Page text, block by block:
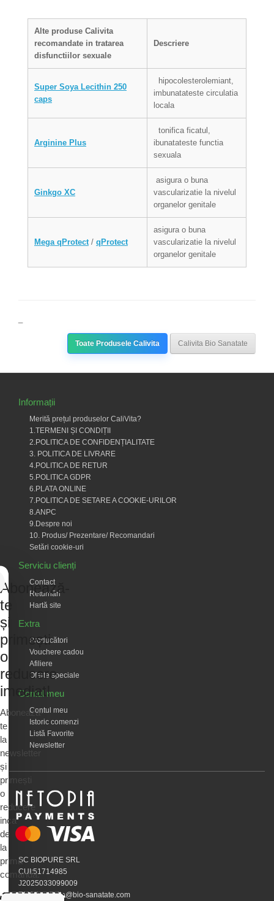
Alte produse Calivita
recomandate in tratarea
d isfunctiilor sexuale
Descriere
Super Soya Lecithin 250
caps
hipocolesterolemiant,
imbunatateste circulatia
locala
Arginine Plus
tonifica ficatul,
ibunatateste functia
sexuala
Ginkgo XC
asigura o buna
vascularizatie la nivelul
organelor genitale
Mega qProtect/ qProtect
asigura o buna
vascularizatie la nivelul
organelor genitale
Toate Produsele Calivita Calivita Bio Sanatate
Informații
Merită prețul produselor CaliVita?
1.TERMENI ȘI CONDIȚII
2.POLITICA DE CONFIDENȚIALITATE
3. POLITICA DE LIVRARE
4.POLITICA DE RETUR
5.POLITICA GDPR
6.PLATA ONLINE
7.POLITICA DE SETARE A COOKIE-URILOR
8.ANPC
9.Despre noi
10. Produs/ Prezentare/ Recomandari
Setări cookie-uri
Serviciu clienți
Contact
Returnări
Hartă site
Extra
Producători
Vouchere cadou
Afiliere
Oferte speciale
Contul meu
Contul meu
Istoric comenzi
Listă Favorite
Newsletter
SC BIOPURE SRL
CUI:51714985
J2025033099009
EMAIL:calivita@bio-sanatate.com
Abonează-
te
și
primești
o
reducere
imediat!
Abonează-
te
la
newsletter
și
primești
o
reducere
inca
de
la
prima
comandă.